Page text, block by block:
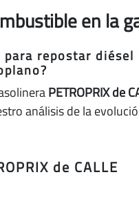
en la
para repostar diésel
PETROPRIX de
análisis de la
de CALLE